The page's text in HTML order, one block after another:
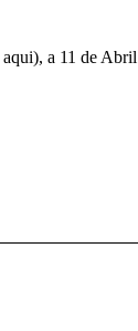
aqui), a 11 de Abril